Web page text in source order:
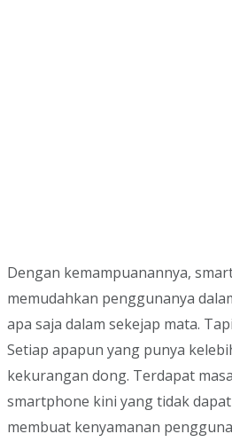
Dengan kemampuanannya,
memudahkan penggunanya
apa saja dalam sekejap mata.
Setiap apapun yang punya
kekurangan dong. Terdapat
smartphone kini yang tidak
membuat kenyamanan